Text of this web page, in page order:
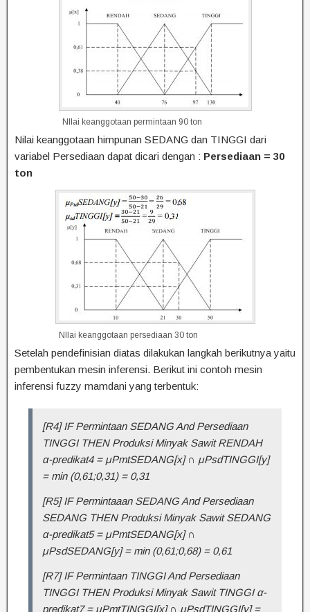
NIlai keanggotaan permintaan 90 ton
Nilai keanggotaan himpunan SEDANG dan TINGGI dari
variabel Persediaan dapat dicari dengan : Persediaan = 30
ton
NIlai keanggotaan persediaan 30 ton
Setelah pendefinisian diatas dilakukan langkah berikutnya yaitu
pembentukan mesin inferensi. Berikut ini contoh mesin
inferensi fuzzy mamdani yang terbentuk:
[R4] IF Permintaan SEDANG And Persediaan
TINGGI THEN Produksi Minyak Sawit RENDAH
α-predikat4 = μPmtSEDANG[x] ∩ μPsdTINGGI[y]
= min (0,61;0,31) = 0,31
[R5] IF Permintaaan SEDANG And Persediaan
SEDANG THEN Produksi Minyak Sawit SEDANG
α-predikat5 = μPmtSEDANG[x] ∩
μPsdSEDANG[y] = min (0,61;0,68) = 0,61
[R7] IF Permintaan TINGGI And Persediaan
TINGGI THEN Produksi Minyak Sawit TINGGI α-
predikat7 = μPmtTINGGI[x] ∩ μPsdTINGGI[y] =